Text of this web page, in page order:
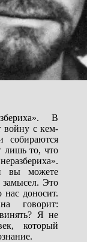
В
войну с кем-
собираются
лишь то, что
вы можете
замысел. Это
доносит.
говорит:
Я не
который